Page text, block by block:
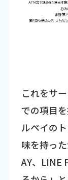
これをサ
での項目
ルペイの
味を持っ
AY、LINE